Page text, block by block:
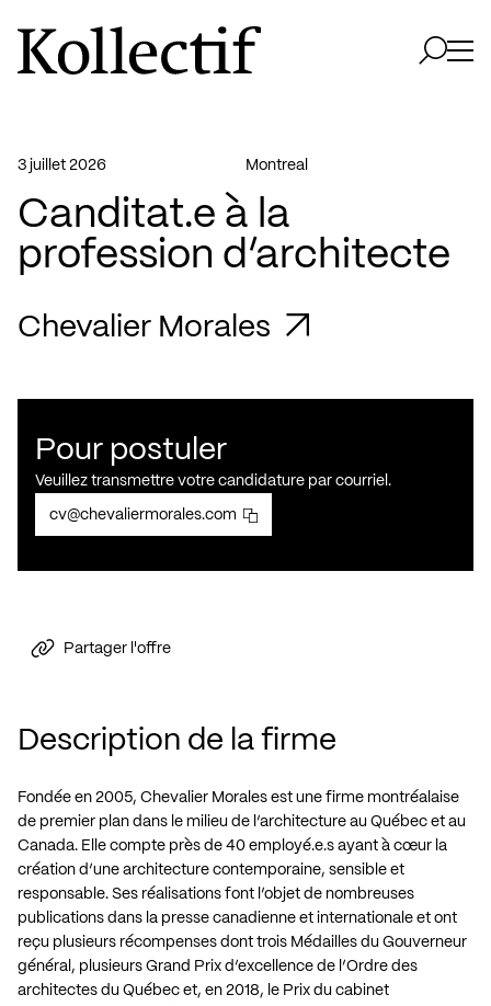
Aller à la page d'accueil
Logo Kollectif
3 juillet 2026 Montreal
Canditat.e à la
profession d’architecte
Chevalier Morales
Description de la firme
Fondée en 2005, Chevalier Morales est une firme montréalaise
de premier plan dans le milieu de l’architecture au Québec et au
Canada. Elle compte près de 40 employé.e.s ayant à cœur la
création d’une architecture contemporaine, sensible et
responsable. Ses réalisations font l’objet de nombreuses
publications dans la presse canadienne et internationale et ont
reçu plusieurs récompenses dont trois Médailles du Gouverneur
général, plusieurs Grand Prix d’excellence de l’Ordre des
architectes du Québec et, en 2018, le Prix du cabinet
Pour postuler
Veuillez transmettre votre candidature par courriel.
cv@chevaliermorales.com
Partager l'offre